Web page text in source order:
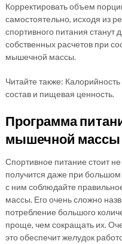
Корректировать объем
самостоятельно, исходя из
спортивного питания станут
собственных расчетов при
мышечной массы.
Читайте также:
состав и пищевая ценность.
Программа
мышечной массы
Спортивное питание стоит
получится даже при
с ним соблюдайте
массы. Его очень сложно
потребление большого
проще, чем сокращать их.
это обеспечит желудок